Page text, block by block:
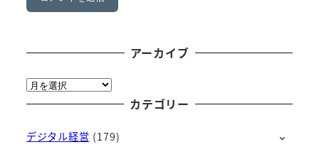
アーカイブ
ア
ー
イ
カテゴリー
デジタル経営 (179)